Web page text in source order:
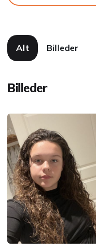
Alt Billeder
Billeder